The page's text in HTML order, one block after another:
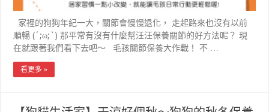
家裡的狗狗年紀一大，關節會慢慢退化， 走起路來也沒有以前
順暢 (´;ω;`) 那平常有沒有什麼幫汪汪保養關節的好方法呢？ 現
在就跟著我們看下去吧～ 毛孩關節保養大作戰！ 不 …
看更多 »